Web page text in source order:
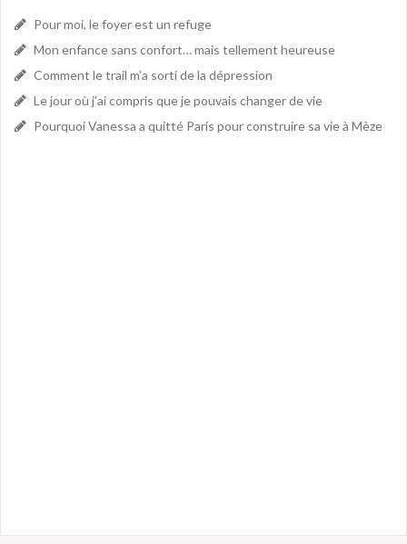
Pour moi, le foyer est un refuge
Mon enfance sans confort… mais tellement heureuse
Comment le trail m’a sorti de la dépression
Le jour où j’ai compris que je pouvais changer de vie
Pourquoi Vanessa a quitté Paris pour construire sa vie à Mèze